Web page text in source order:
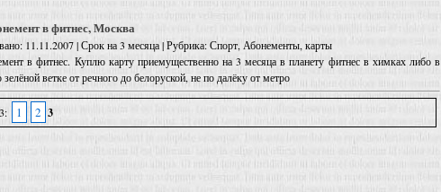
в фитнес, Москва
11.11.2007 | Срок на 3 месяца | Рубрика: Спорт, Абонементы, карты
в фитнес. Куплю карту приемущественно на 3 месяца в планету фитнес в химках либо в
ветке от речного до белоруской, не по далёку от метро
1 2 3